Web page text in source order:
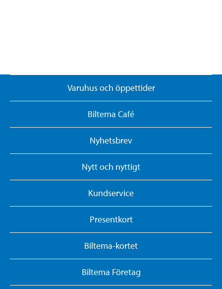
Varuhus och öppettider
Biltema Café
Nyhetsbrev
Nytt och nyttigt
Kundservice
Presentkort
Biltema-kortet
Biltema Företag